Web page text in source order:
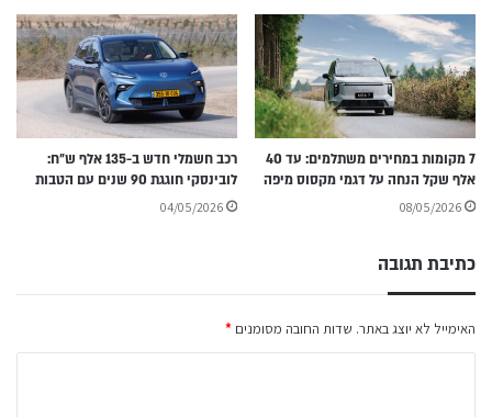
7 מקומות במחירים משתלמים: עד 40
אלף שקל הנחה על דגמי מקסוס מיפה
08/05/2026
רכב חשמלי חדש ב-135 אלף ש״ח:
לובינסקי חוגגת 90 שנים עם הטבות
04/05/2026
כתיבת תגובה
האימייל לא יוצג באתר. שדות החובה מסומנים *